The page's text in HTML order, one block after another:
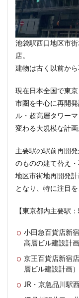
池袋駅西口地区市
店。
建物は古く以前か
現在日本全国で東
市圏を中心に再開
ル・超高層タワー
変わる大規模な計画
主要駅の駅前再開
のものの建て替え
地区市街地再開発
となり、特に注目を
【東京都内主要駅
小田急百貨店新
高層ビル建設計画
京王百貨店新宿
層ビル建設計画）
JR・京急品川駅